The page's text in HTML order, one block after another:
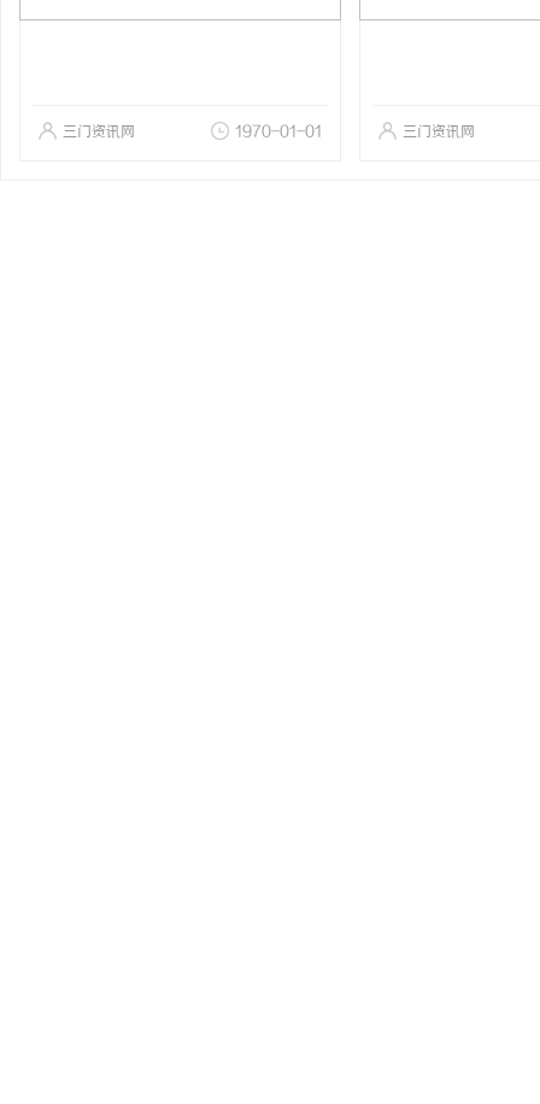
三门资讯网 1970-01-01 三门资讯网